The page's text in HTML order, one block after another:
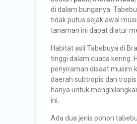
di dalam bunganya.
tidak putus sejak awal
tanaman ini dapat diatur
Habitat asli Tabebuya di
tinggi dalam cuaca kering.
penyiraman disaat musim
daerah subtropis dan
hanya untuk
ini.
Ada dua jenis pohon